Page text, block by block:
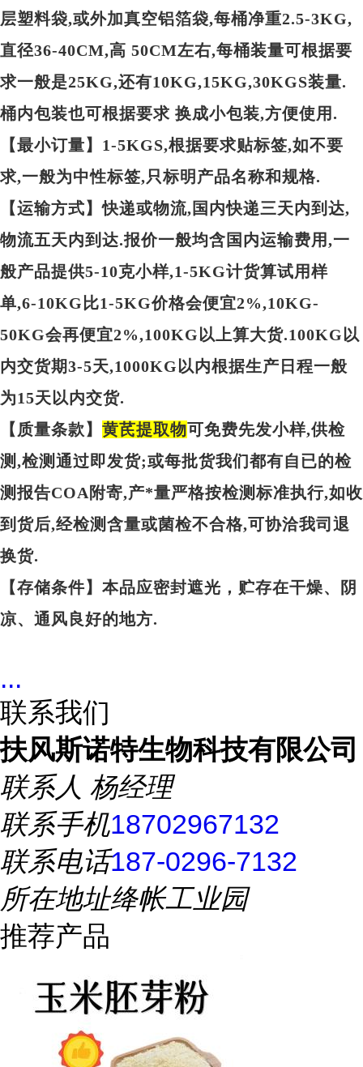
层塑料袋,或外加真空铝箔袋,每桶净重2.5-3KG,
直径36-40CM,高 50CM左右,每桶装量可根据要
求一般是25KG,还有10KG,15KG,30KGS装量.
桶内包装也可根据要求 换成小包装,方便使用.
【最小订量】1-5KGS,根据要求贴标签,如不要
求,一般为中性标签,只标明产品名称和规格.
【运输方式】快递或物流,国内快递三天内到达,
物流五天内到达.报价一般均含国内运输费用,一
般产品提供5-10克小样,1-5KG计货算试用样
单,6-10KG比1-5KG价格会便宜2%,10KG-
50KG会再便宜2%,100KG以上算大货.100KG以
内交货期3-5天,1000KG以内根据生产日程一般
为15天以内交货.
【质量条款】 黄芪提取物可免费先发小样,供检
测,检测通过即发货;或每批货我们都有自已的检
测报告COA附寄,产*量严格按检测标准执行,如收
到货后,经检测含量或菌检不合格,可协洽我司退
换货.
【存储条件】本品应密封遮光，贮存在干燥、阴
凉、通风良好的地方.
...
联系我们
扶风斯诺特生物科技有限公司
联系人 杨经理
联系手机18702967132
联系电话187-0296-7132
所在地址绛帐工业园
推荐产品